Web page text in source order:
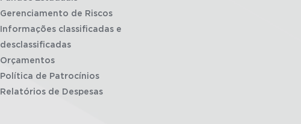
Gerenciamento de Riscos
Informações classificadas e
desclassificadas
Orçamentos
Política de Patrocínios
Relatórios de Despesas